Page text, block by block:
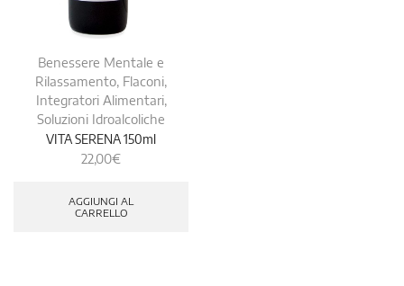
Benessere Mentale e
Rilassamento, Flaconi,
Integratori Alimentari,
Soluzioni Idroalcoliche
VITA SERENA 150ml
22,00€
AGGIUNGI AL
CARRELLO